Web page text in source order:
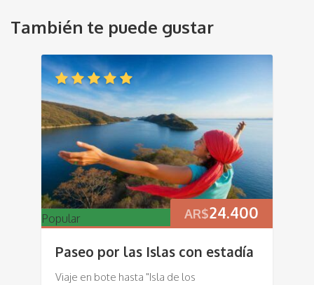
También te puede gustar
Popular AR$24.400
Paseo por las Islas con estadía
Viaje en bote hasta "Isla de los